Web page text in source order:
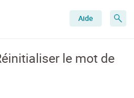
Aide
le mot de